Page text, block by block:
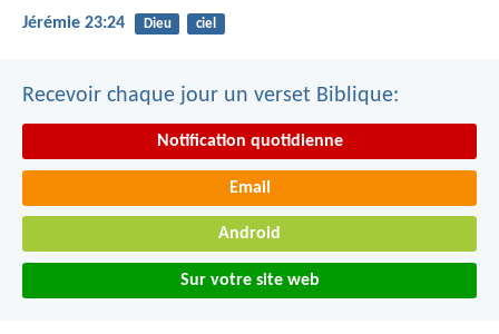
Jérémie 23:24 Dieu ciel
Recevoir chaque jour un verset Biblique:
Notification quotidienne
Email
Android
Sur votre site web